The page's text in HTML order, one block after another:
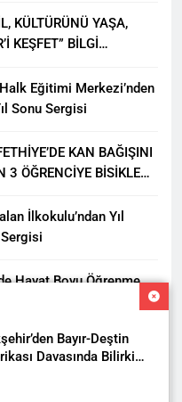
Bayır-Deştin
Davasında Bilirkişi
KÜLTÜRÜNÜ YAŞA,
KEŞFET” BİLGİ
Eğitimi Merkezi’nden
Sonu Sergisi
KAN BAĞIŞINI
3 ÖĞRENCİYE BİSİKLET
İlkokulu’ndan Yıl
Hayat Boyu Öğrenme
Sergisiyle Başladı
PARK PROJESİ İÇİN
YETKİ VERİLDİ